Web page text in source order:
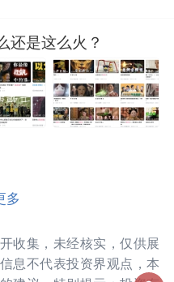
还是这么火？
多
收集，未经核实，仅供展
息不代表投资界观点，本